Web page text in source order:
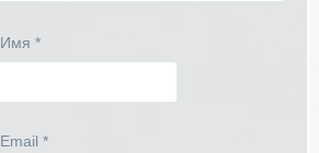
Имя *
Email *